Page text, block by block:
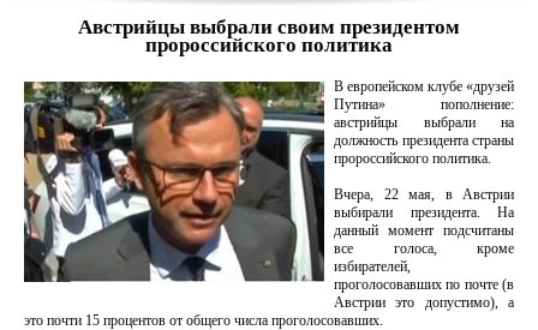
Австрийцы выбрали своим президентом
пророссийского политика
В европейском клубе «друзей
Путина» пополнение:
австрийцы выбрали на
должность президента страны
пророссийского политика.
Вчера, 22 мая, в Австрии
выбирали президента. На
данный момент подсчитаны
все голоса, кроме
избирателей,
проголосовавших по почте (в
Австрии это допустимо), а
это почти 15 процентов от общего числа проголосовавших.